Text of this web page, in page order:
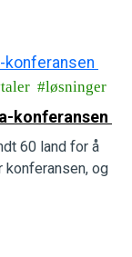
løsninger
konferansen
60 land for å
og